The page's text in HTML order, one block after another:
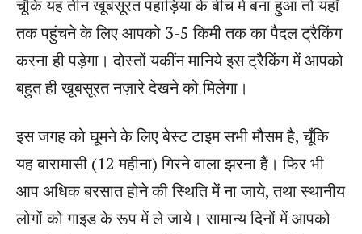
चूँकि यह तीन खूबसूरत पहाड़ियां के बीच में बना हुआ तो यहाँ
तक पहुंचने के लिए आपको 3-5 किमी तक का पैदल ट्रैकिंग
करना ही पड़ेगा। दोस्तों यकींन मानिये इस ट्रैकिंग में आपको
बहुत ही खूबसूरत नज़ारे देखने को मिलेगा।
इस जगह को घूमने के लिए बेस्ट टाइम सभी मौसम है, चूँकि
यह बारामासी (12 महीना) गिरने वाला झरना हैं। फिर भी
आप अधिक बरसात होने की स्थिति में ना जाये, तथा स्थानीय
लोगों को गाइड के रूप में ले जाये। सामान्य दिनों में आपको